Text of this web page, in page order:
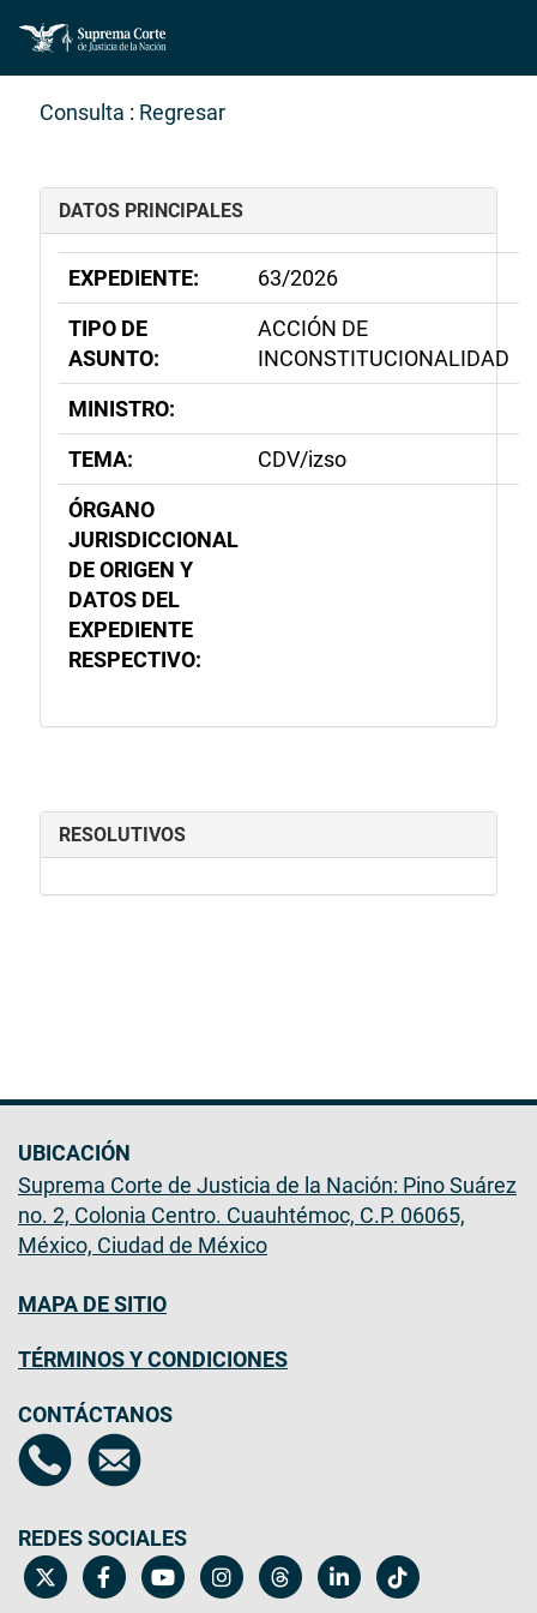
Consulta : Regresar
DATOS PRINCIPALES
EXPEDIENTE:
63/2026
TIPO DE
ASUNTO:
ACCIÓN DE
INCONSTITUCIONALIDAD
MINISTRO:
TEMA:
CDV/izso
ÓRGANO
JURISDICCIONAL
DE ORIGEN Y
DATOS DEL
EXPEDIENTE
RESPECTIVO:
RESOLUTIVOS
UBICACIÓN
Suprema Corte de Justicia de la Nación: Pino Suárez
no. 2, Colonia Centro. Cuauhtémoc, C.P. 06065,
México, Ciudad de México
MAPA DE SITIO
TÉRMINOS Y CONDICIONES
CONTÁCTANOS
REDES SOCIALES